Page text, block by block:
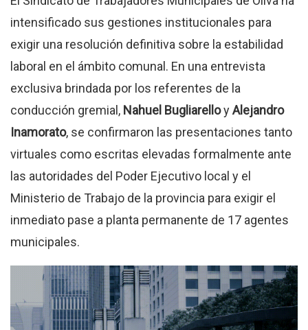
intensificado sus gestiones institucionales para
exigir una resolución definitiva sobre la estabilidad
laboral en el ámbito comunal. En una entrevista
exclusiva brindada por los referentes de la
conducción gremial, Nahuel BugliarelloyAlejandro
Inamorato, se confirmaron las presentaciones tanto
virtuales como escritas elevadas formalmente ante
las autoridades del Poder Ejecutivo local y el
Ministerio de Trabajo de la provincia para exigir el
inmediato pase a planta permanente de 17 agentes
municipales.